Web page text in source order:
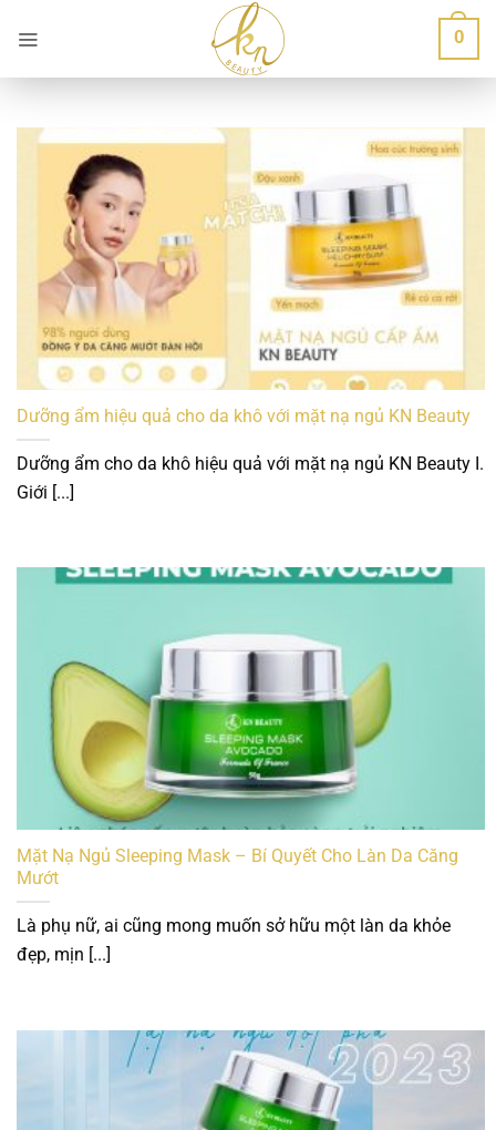
qua
nội
0
Dưỡng ẩm hiệu quả cho da khô với mặt nạ ngủ KN Beauty
Dưỡng ẩm cho da khô hiệu quả với mặt nạ ngủ KN Beauty I.
Giới [...]
Mặt Nạ Ngủ Sleeping Mask – Bí Quyết Cho Làn Da Căng
Mướt
Là phụ nữ, ai cũng mong muốn sở hữu một làn da khỏe
đẹp, mịn [...]